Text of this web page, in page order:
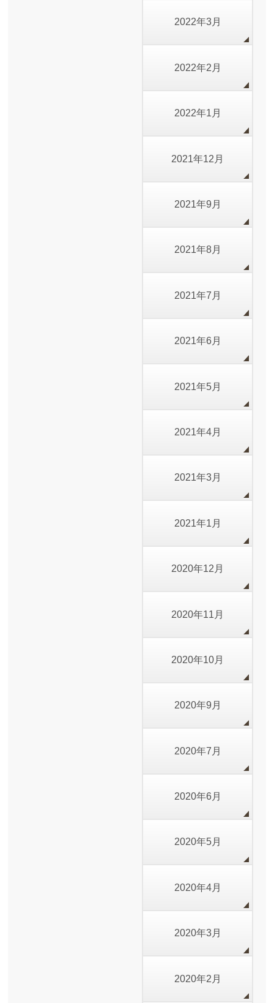
2022年3月
2022年2月
2022年1月
2021年12月
2021年9月
2021年8月
2021年7月
2021年6月
2021年5月
2021年4月
2021年3月
2021年1月
2020年12月
2020年11月
2020年10月
2020年9月
2020年7月
2020年6月
2020年5月
2020年4月
2020年3月
2020年2月